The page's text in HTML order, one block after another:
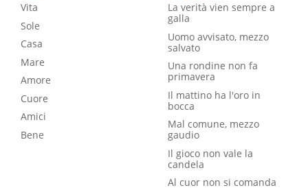
Vita
Sole
Casa
Mare
Amore
Cuore
Amici
Bene
La verità vien sempre a
galla
Uomo avvisato, mezzo
salvato
Una rondine non fa
primavera
Il mattino ha l'oro in
bocca
Mal comune, mezzo
gaudio
Il gioco non vale la
candela
Al cuor non si comanda